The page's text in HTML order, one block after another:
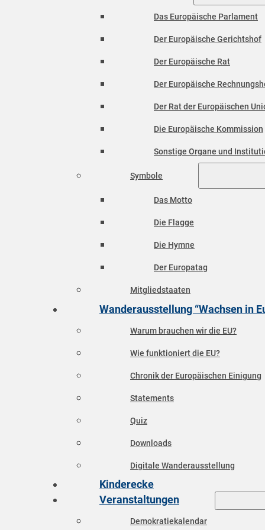
Das Europäische Parlament
Der Europäische Gerichtshof
Der Europäische Rat
Der Europäische
Der Rat der Europäischen
Die Europäische Kommission
Sonstige Organe und
Symbole
Das Motto
Die Flagge
Die Hymne
Der Europatag
Mitgliedstaaten
Wanderausstellung “Wachsen in
Warum brauchen wir die EU?
Wie funktioniert die EU?
Chronik der Europäischen Einigung
Statements
Quiz
Downloads
Digitale Wanderausstellung
Kinderecke
Veranstaltungen
Demokratiekalendar